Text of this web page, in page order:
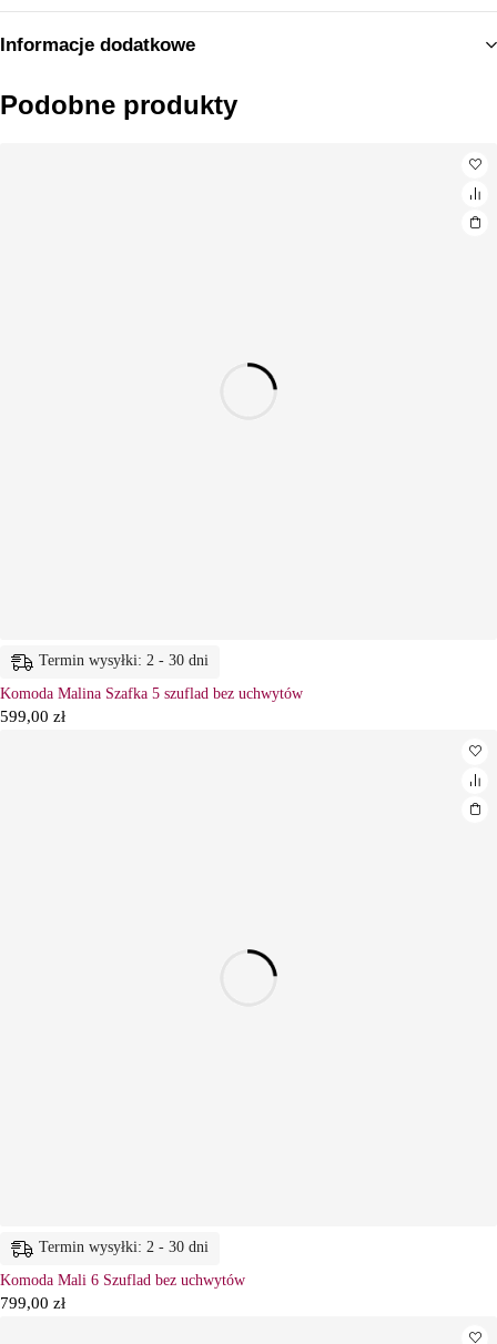
Informacje dodatkowe
Podobne produkty
Termin wysyłki: 2 - 30 dni
Komoda Malina Szafka 5 szuflad bez uchwytów
599,00 zł
Termin wysyłki: 2 - 30 dni
Komoda Mali 6 Szuflad bez uchwytów
799,00 zł